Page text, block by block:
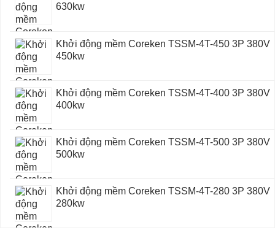
630kw
Khởi động mềm Coreken TSSM-4T-450 3P 380V
450kw
Khởi động mềm Coreken TSSM-4T-400 3P 380V
400kw
Khởi động mềm Coreken TSSM-4T-500 3P 380V
500kw
Khởi động mềm Coreken TSSM-4T-280 3P 380V
280kw